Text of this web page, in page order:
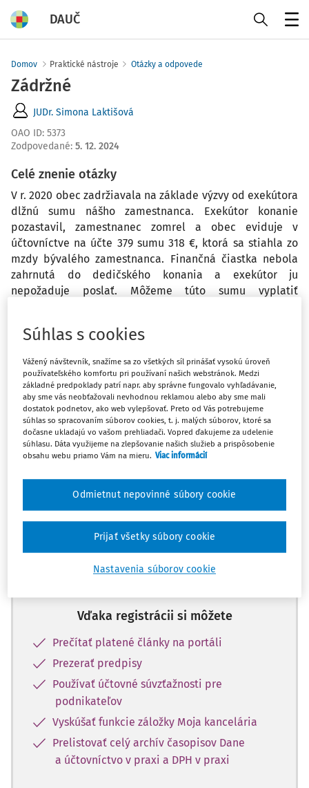
DAUČ
Domov Praktické nástroje Otázky a odpovede
Zádržné
JUDr. Simona Laktišová
OAO ID: 5373
Zodpovedané: 5. 12. 2024
Celé znenie otázky
V r. 2020 obec zadržiavala na základe výzvy od exekútora
dlžnú sumu nášho zamestnanca. Exekútor konanie
pozastavil, zamestnanec zomrel a obec eviduje v
účtovníctve na účte 379 sumu 318 €, ktorá sa stiahla zo
mzdy bývalého zamestnanca. Finančná čiastka nebola
zahrnutá do dedičského konania a exekútor ju
nepožaduje poslať. Môžeme túto sumu vyplatiť
Odpoveď
Máte predplatné? Prihláste sa
Celý dokument je len pre predplatiteľov.
Zaregistrujte sa a získajte
10 dní.
Vďaka registrácii si môžete
Prečítať platené články na portáli
Prezerať predpisy
Používať účtovné súvzťažnosti pre
podnikateľov
Vyskúšať funkcie záložky Moja kancelária
Prelistovať celý archív časopisov Dane
a účtovníctvo v praxi a DPH v praxi
Súhlas s cookies
Vážený návštevník, snažíme sa zo všetkých síl prinášať vysokú úroveň
používateľského komfortu pri používaní našich webstránok. Medzi
základné predpoklady patrí napr. aby správne fungovalo vyhľadávanie,
aby sme vás neobťažovali nevhodnou reklamou alebo aby sme mali
dostatok podnetov, ako web vylepšovať. Preto od Vás potrebujeme
súhlas so spracovaním súborov cookies, t. j. malých súborov, ktoré sa
dočasne ukladajú vo vašom prehliadači. Vopred ďakujeme za udelenie
súhlasu. Dáta využijeme na zlepšovanie našich služieb a prispôsobenie
obsahu webu priamo Vám na mieru. Viac informácií
Nastavenia súborov cookie
Odmietnut nepovinné súbory cookie
Prijať všetky súbory cookie